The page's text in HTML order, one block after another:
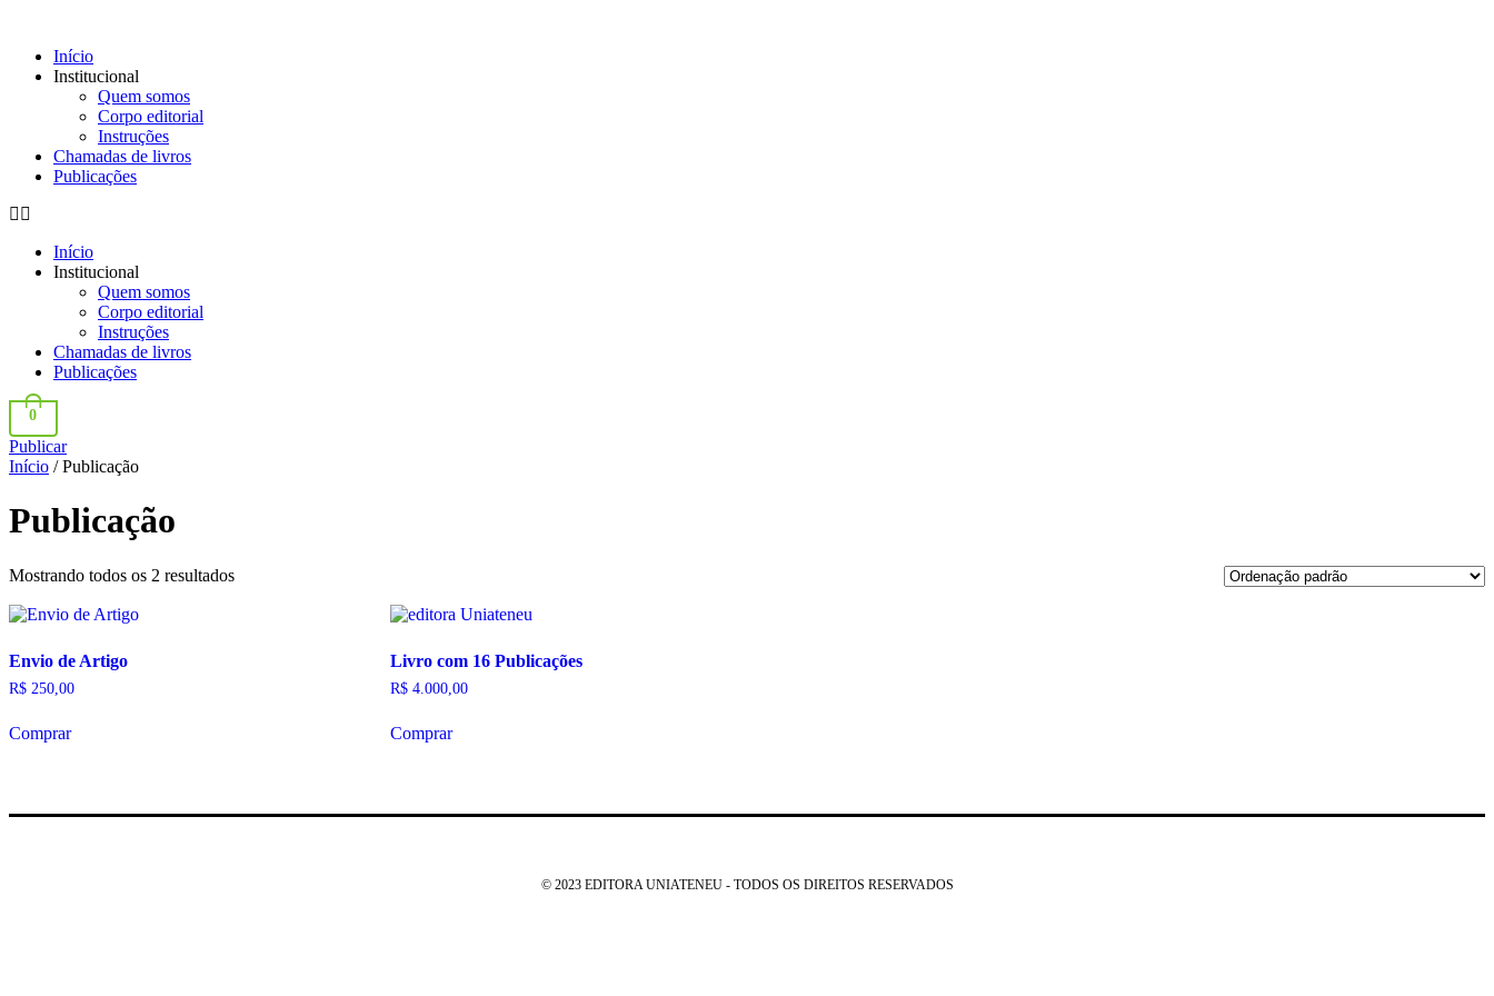
Início
Institucional
Quem somos
Corpo editorial
Instruções
Chamadas de livros
Publicações
Início
Institucional
Quem somos
Corpo editorial
Instruções
Chamadas de livros
Publicações
0
Publicar
Início / Publicação
Publicação
Mostrando todos os 2 resultados
Envio de Artigo
R$ 250,00
Comprar
Livro com 16 Publicações
R$ 4.000,00
Comprar
© 2023 EDITORA UNIATENEU - TODOS OS DIREITOS RESERVADOS